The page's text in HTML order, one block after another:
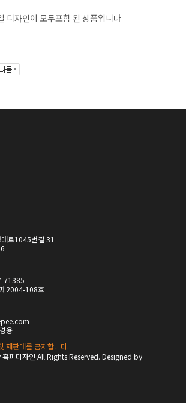
디자인이 모두포함 된 상품입니다
로1045번길 31
71385
2004-108호
용
재판매를 금지합니다.
피디자인 All Rights Reserved. Designed by